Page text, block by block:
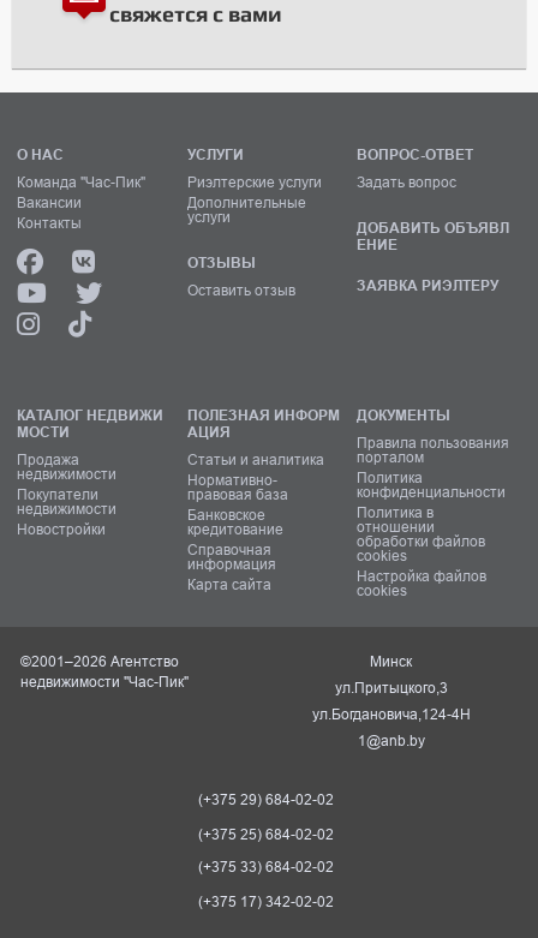
свяжется с вами
О НАС
Команда "Час-Пик"
Вакансии
Контакты
УСЛУГИ
Риэлтерские услуги
Дополнительные
услуги
ОТЗЫВЫ
Оставить отзыв
ВОПРОС-ОТВЕТ
Задать вопрос
ДОБАВИТЬ ОБЪЯВЛ
ЕНИЕ
ЗАЯВКА РИЭЛТЕРУ
КАТАЛОГ НЕДВИЖИ
МОСТИ
Продажа
недвижимости
Покупатели
недвижимости
Новостройки
ПОЛЕЗНАЯ ИНФОРМ
АЦИЯ
Статьи и аналитика
Нормативно-
правовая база
Банковское
кредитование
Справочная
информация
Карта сайта
ДОКУМЕНТЫ
Правила пользования
порталом
Политика
конфиденциальности
Политика в
отношении
обработки файлов
cookies
Настройка файлов
cookies
©2001–2026 Агентство
недвижимости "Час-Пик"
Минск
ул.Притыцкого,3
ул.Богдановича,124-4Н
1@anb.by
(+375 29) 684-02-02
(+375 25) 684-02-02
(+375 33) 684-02-02
(+375 17) 342-02-02